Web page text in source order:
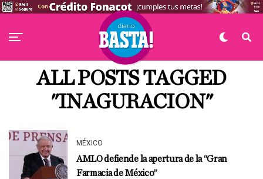
ALL POSTS TAGGED
"INAGURACION"
MÉXICO
AMLO defiende la apertura de la “Gran
Farmacia de México”